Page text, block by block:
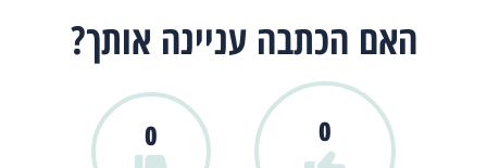
האם הכתבה עניינה אותך?
0
0